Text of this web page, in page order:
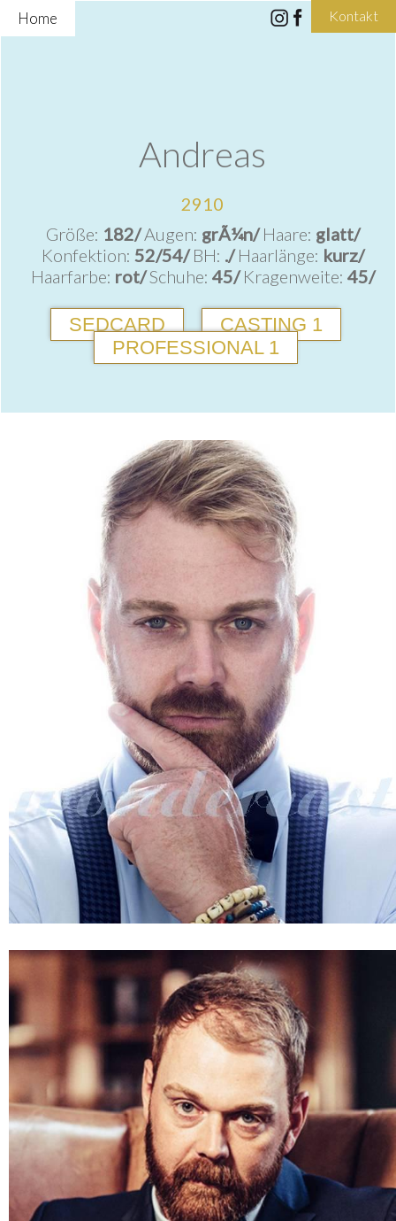
Home Kontakt
Andreas
2910
Größe: 182/Augen: grÃ¼n/Haare: glatt/
Konfektion: 52/54/BH: ./Haarlänge: kurz/
Haarfarbe: rot/Schuhe: 45/Kragenweite: 45/
SEDCARD
CASTING 1
PROFESSIONAL 1